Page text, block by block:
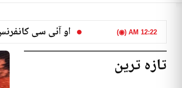
12:22 AM (◉) او آئی سی
تازہ ترین